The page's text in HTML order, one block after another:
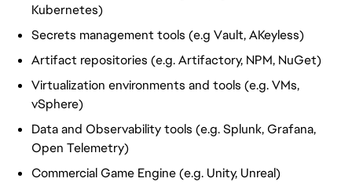
Kubernetes)
Secrets management tools (e.g Vault, AKeyless)
Artifact repositories (e.g. Artifactory, NPM, NuGet)
Virtualization environments and tools (e.g. VMs,
vSphere)
Data and Observability tools (e.g. Splunk, Grafana,
Open Telemetry)
Commercial Game Engine (e.g. Unity, Unreal)